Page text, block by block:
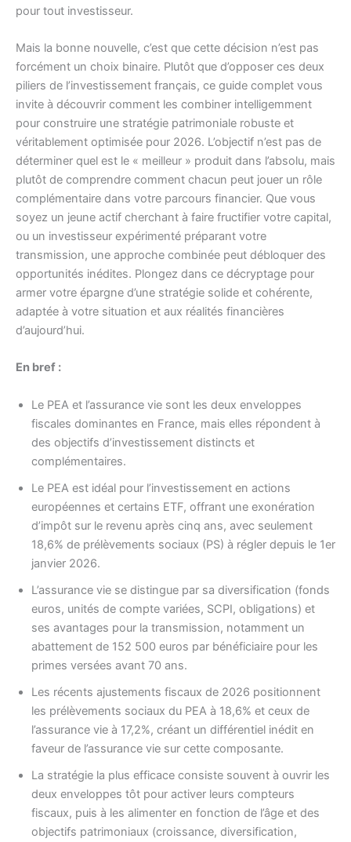
pour tout investisseur.
Mais la bonne nouvelle, c’est que cette décision n’est pas
forcément un choix binaire. Plutôt que d’opposer ces deux
piliers de l’investissement français, ce guide complet vous
invite à découvrir comment les combiner intelligemment
pour construire une stratégie patrimoniale robuste et
véritablement optimisée pour 2026. L’objectif n’est pas de
déterminer quel est le « meilleur » produit dans l’absolu, mais
plutôt de comprendre comment chacun peut jouer un rôle
complémentaire dans votre parcours financier. Que vous
soyez un jeune actif cherchant à faire fructifier votre capital,
ou un investisseur expérimenté préparant votre
transmission, une approche combinée peut débloquer des
opportunités inédites. Plongez dans ce décryptage pour
armer votre épargne d’une stratégie solide et cohérente,
adaptée à votre situation et aux réalités financières
d’aujourd’hui.
En bref :
Le PEA et l’assurance vie sont les deux enveloppes
fiscales dominantes en France, mais elles répondent à
des objectifs d’investissement distincts et
complémentaires.
Le PEA est idéal pour l’investissement en actions
européennes et certains ETF, offrant une exonération
d’impôt sur le revenu après cinq ans, avec seulement
18,6% de prélèvements sociaux (PS) à régler depuis le 1er
janvier 2026.
L’assurance vie se distingue par sa diversification (fonds
euros, unités de compte variées, SCPI, obligations) et
ses avantages pour la transmission, notamment un
abattement de 152 500 euros par bénéficiaire pour les
primes versées avant 70 ans.
Les récents ajustements fiscaux de 2026 positionnent
les prélèvements sociaux du PEA à 18,6% et ceux de
l’assurance vie à 17,2%, créant un différentiel inédit en
faveur de l’assurance vie sur cette composante.
La stratégie la plus efficace consiste souvent à ouvrir les
deux enveloppes tôt pour activer leurs compteurs
fiscaux, puis à les alimenter en fonction de l’âge et des
objectifs patrimoniaux (croissance, diversification,